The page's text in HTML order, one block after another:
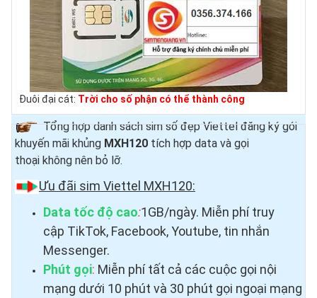
Đuôi đại cát: Trời cho số phận có thể thành công
Tổng hợp danh sách sim số đẹp Viettel đăng ký gói
khuyến mãi khủng MXH120 tích hợp data và gọi
thoại không nên bỏ lỡ.
Ưu đãi sim Viettel MXH120:
Data tốc độ cao:1GB/ngày. Miễn phí truy
cập TikTok, Facebook, Youtube, tin nhắn
Messenger.
Phút gọi: Miễn phí tất cả các cuộc gọi nội
mạng dưới 10 phút và 30 phút gọi ngoại mạng